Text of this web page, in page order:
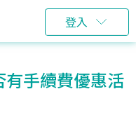
登入
有手續費優惠活